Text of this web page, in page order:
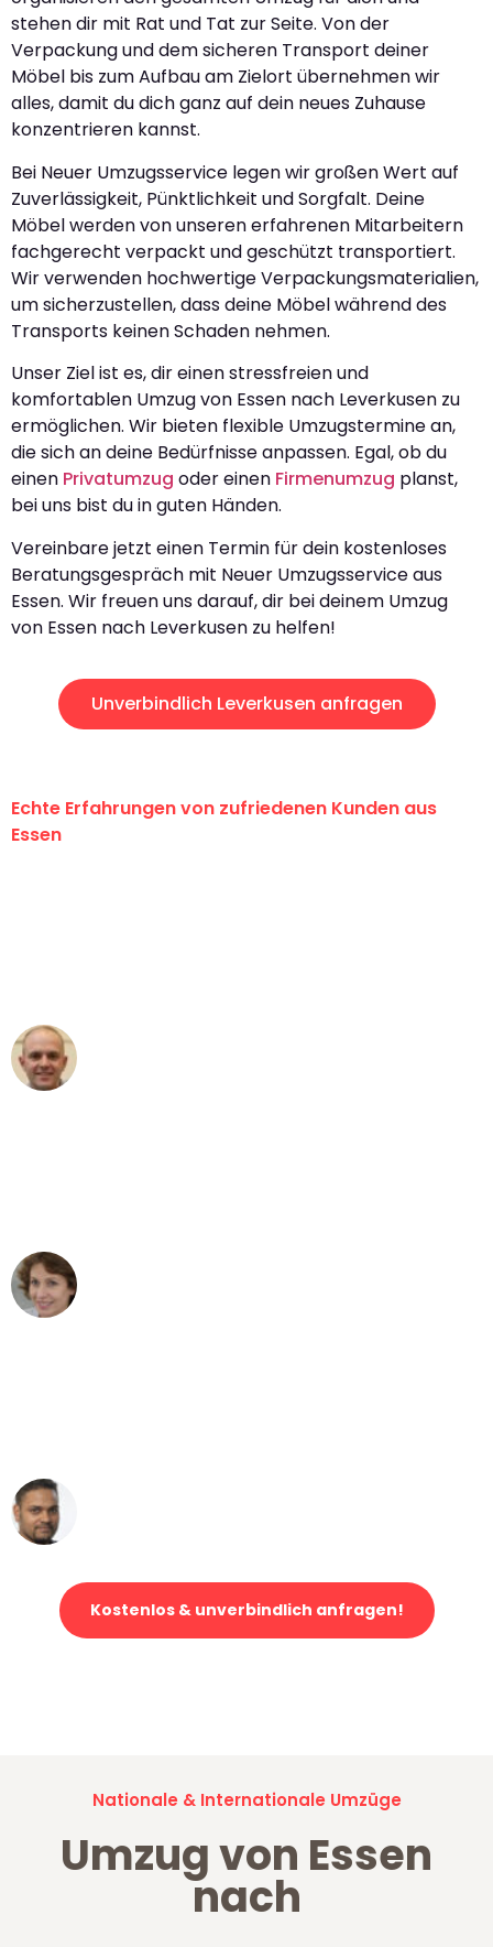
stehen dir mit Rat und Tat zur Seite. Von der
Verpackung und dem sicheren Transport deiner
Möbel bis zum Aufbau am Zielort übernehmen wir
alles, damit du dich ganz auf dein neues Zuhause
konzentrieren kannst.
Bei Neuer Umzugsservice legen wir großen Wert auf
Zuverlässigkeit, Pünktlichkeit und Sorgfalt. Deine
Möbel werden von unseren erfahrenen Mitarbeitern
fachgerecht verpackt und geschützt transportiert.
Wir verwenden hochwertige Verpackungsmaterialien,
um sicherzustellen, dass deine Möbel während des
Transports keinen Schaden nehmen.
Unser Ziel ist es, dir einen stressfreien und
komfortablen Umzug von Essen nach Leverkusen zu
ermöglichen. Wir bieten flexible Umzugstermine an,
die sich an deine Bedürfnisse anpassen. Egal, ob du
einen Privatumzug oder einen Firmenumzug planst,
bei uns bist du in guten Händen.
Vereinbare jetzt einen Termin für dein kostenloses
Beratungsgespräch mit Neuer Umzugsservice aus
Essen. Wir freuen uns darauf, dir bei deinem Umzug
von Essen nach Leverkusen zu helfen!
Unverbindlich Leverkusen anfragen
Echte Erfahrungen von zufriedenen Kunden aus
Essen
Kostenlos & unverbindlich anfragen!
Nationale & Internationale Umzüge
Umzug von Essen
nach